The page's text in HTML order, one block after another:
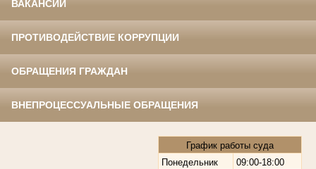
ВАКАНСИИ
ПРОТИВОДЕЙСТВИЕ КОРРУПЦИИ
ОБРАЩЕНИЯ ГРАЖДАН
ВНЕПРОЦЕССУАЛЬНЫЕ ОБРАЩЕНИЯ
График работы суда
Понедельник
09:00-18:00